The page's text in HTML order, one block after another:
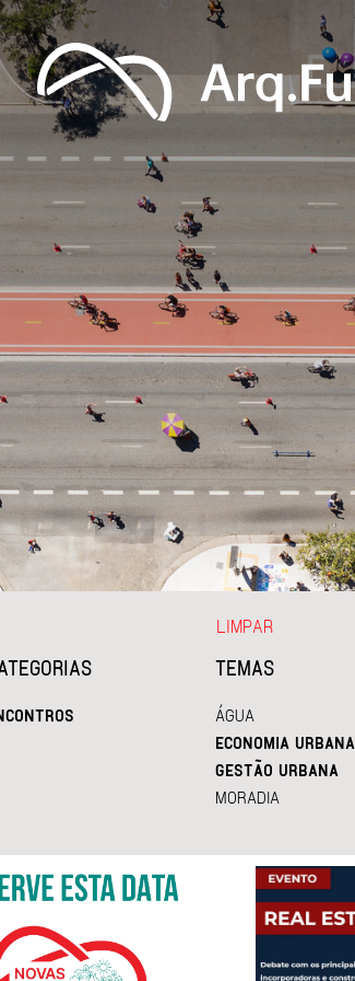
TEMAS
ÁGUA
ECONOMIA URBANA
GESTÃO URBANA
MORADIA
LIMPAR